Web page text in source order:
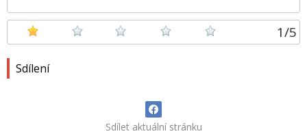
1/5
Sdílení
Sdílet aktuální stránku